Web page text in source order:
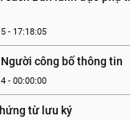
- 17:18:05
Người công bố thông tin
- 00:00:00
từ lưu ký